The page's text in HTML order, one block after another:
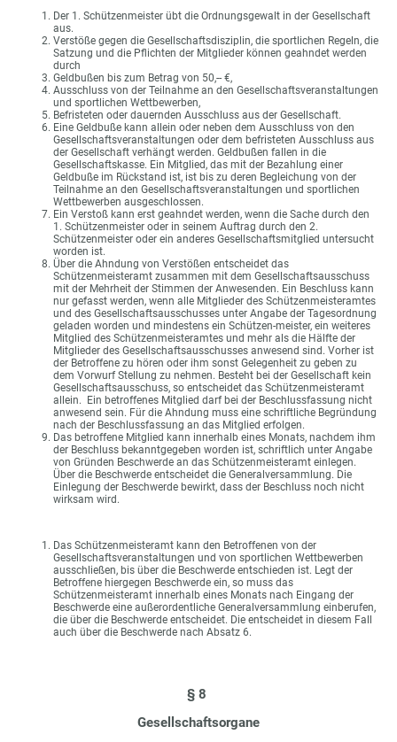
Der 1. Schützenmeister übt die Ordnungsgewalt in der Gesellschaft
aus.
Verstöße gegen die Gesellschaftsdisziplin, die sportlichen Regeln, die
Satzung und die Pflichten der Mitglieder können geahndet werden
durch
Geldbußen bis zum Betrag von 50,-- €,
Ausschluss von der Teilnahme an den Gesellschaftsveranstaltungen
und sportlichen Wettbewerben,
Befristeten oder dauernden Ausschluss aus der Gesellschaft.
Eine Geldbuße kann allein oder neben dem Ausschluss von den
Gesellschaftsveranstaltungen oder dem befristeten Ausschluss aus
der Gesellschaft verhängt werden. Geldbußen fallen in die
Gesellschaftskasse. Ein Mitglied, das mit der Bezahlung einer
Geldbuße im Rückstand ist, ist bis zu deren Begleichung von der
Teilnahme an den Gesellschaftsveranstaltungen und sportlichen
Wettbewerben ausgeschlossen.
Ein Verstoß kann erst geahndet werden, wenn die Sache durch den
1. Schützenmeister oder in seinem Auftrag durch den 2.
Schützenmeister oder ein anderes Gesellschaftsmitglied untersucht
worden ist.
Über die Ahndung von Verstößen entscheidet das
Schützenmeisteramt zusammen mit dem Gesellschaftsausschuss
mit der Mehrheit der Stimmen der Anwesenden. Ein Beschluss kann
nur gefasst werden, wenn alle Mitglieder des Schützenmeisteramtes
und des Gesellschaftsausschusses unter Angabe der Tagesordnung
geladen worden und mindestens ein Schützen-meister, ein weiteres
Mitglied des Schützenmeisteramtes und mehr als die Hälfte der
Mitglieder des Gesellschaftsausschusses anwesend sind. Vorher ist
der Betroffene zu hören oder ihm sonst Gelegenheit zu geben zu
dem Vorwurf Stellung zu nehmen. Besteht bei der Gesellschaft kein
Gesellschaftsausschuss, so entscheidet das Schützenmeisteramt
allein. Ein betroffenes Mitglied darf bei der Beschlussfassung nicht
anwesend sein. Für die Ahndung muss eine schriftliche Begründung
nach der Beschlussfassung an das Mitglied erfolgen.
Das betroffene Mitglied kann innerhalb eines Monats, nachdem ihm
der Beschluss bekanntgegeben worden ist, schriftlich unter Angabe
von Gründen Beschwerde an das Schützenmeisteramt einlegen.
Über die Beschwerde entscheidet die Generalversammlung. Die
Einlegung der Beschwerde bewirkt, dass der Beschluss noch nicht
wirksam wird.
Das Schützenmeisteramt kann den Betroffenen von der
Gesellschaftsveranstaltungen und von sportlichen Wettbewerben
ausschließen, bis über die Beschwerde entschieden ist. Legt der
Betroffene hiergegen Beschwerde ein, so muss das
Schützenmeisteramt innerhalb eines Monats nach Eingang der
Beschwerde eine außerordentliche Generalversammlung einberufen,
die über die Beschwerde entscheidet. Die entscheidet in diesem Fall
auch über die Beschwerde nach Absatz 6.
§ 8
Gesellschaftsorgane